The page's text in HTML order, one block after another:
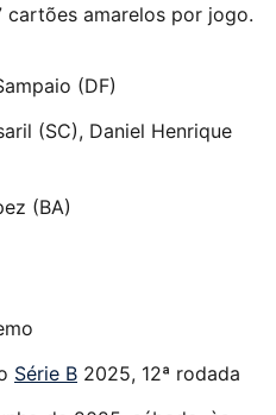
cartões amarelos por jogo.
(DF)
(SC), Daniel Henrique
(BA)
Série B 2025, 12ª rodada